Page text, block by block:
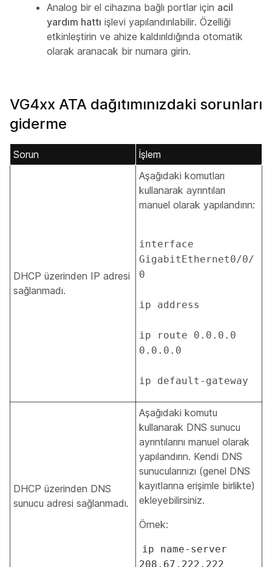
Analog bir el cihazına bağlı portlar için acil
yardım hattı işlevi yapılandırılabilir. Özelliği
etkinleştirin ve ahize kaldırıldığında otomatik
olarak aranacak bir numara girin.
VG4xx ATA dağıtımınızdaki sorunları
giderme
Sorun İşlem
DHCP üzerinden IP adresi
sağlanmadı.
Aşağıdaki komutları
kullanarak ayrıntıları
manuel olarak yapılandırın:
interface
GigabitEthernet0/0/
0
ip address
ip route 0.0.0.0
0.0.0.0
ip default-gateway
DHCP üzerinden DNS
sunucu adresi sağlanmadı.
Aşağıdaki komutu
kullanarak DNS sunucu
ayrıntılarını manuel olarak
yapılandırın. Kendi DNS
sunucularınızı (genel DNS
kayıtlarına erişimle birlikte)
ekleyebilirsiniz.
Örnek:
ip name-server
208.67.222.222